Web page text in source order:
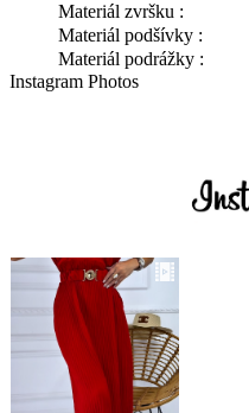
Materiál zvršku :
Materiál podšívky :
Materiál podrážky :
Instagram Photos